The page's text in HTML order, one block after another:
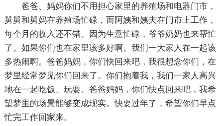
爸爸、妈妈你们不用担心家里的养殖场和电器门市，
舅舅和舅妈在养殖场忙碌，而阿姨和姨夫在门市上工作，
每个月的收入还不错。因为生意忙碌，爷爷奶奶也来帮忙
了。如果你们也在家里该多好啊。我们一大家人在一起该
多热闹啊。爸爸妈妈，你们快回来吧，我很想念你们，在
梦里经常梦见你们回来了。你们抱着我，我们一家人高兴
地在一起吃饭、玩耍。爸爸妈妈，你们快点回来吧，我希
望梦里的场景能够变成现实。快要过年了，希望你们早点
忙完工作回家来。